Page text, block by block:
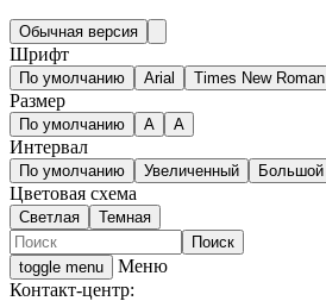
Обычная версия
Шрифт
По умолчанию Arial Times New Roman
Размер
По умолчанию A A
Интервал
По умолчанию Увеличенный Большой
Цветовая схема
Светлая Темная
toggle menu
Меню
Контакт-центр: